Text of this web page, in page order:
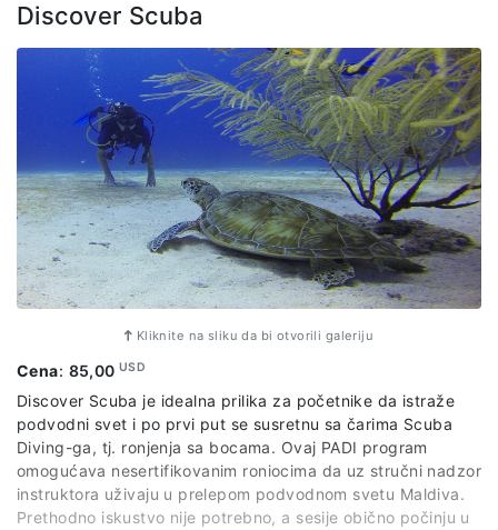
Discover Scuba
Kliknite na sliku da bi otvorili galeriju
Cena: 85,00USD
Discover Scuba je idealna prilika za početnike da istraže
podvodni svet i po prvi put se susretnu sa čarima Scuba
Diving-ga, tj. ronjenja sa bocama. Ovaj PADI program
omogućava nesertifikovanim roniocima da uz stručni nadzor
instruktora uživaju u prelepom podvodnom svetu Maldiva.
Prethodno iskustvo nije potrebno, a sesije obično počinju u